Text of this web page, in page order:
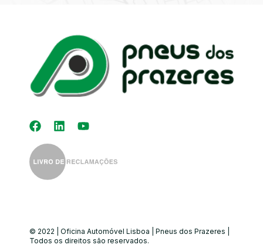
© 2022 | Oficina Automóvel Lisboa | Pneus dos Prazeres |
Todos os direitos são reservados.
Kit Distribuição
Diagnóstico